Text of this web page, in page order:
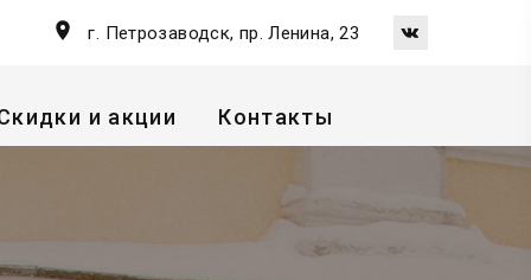
г. Петрозаводск, пр. Ленина, 23
и акции Контакты